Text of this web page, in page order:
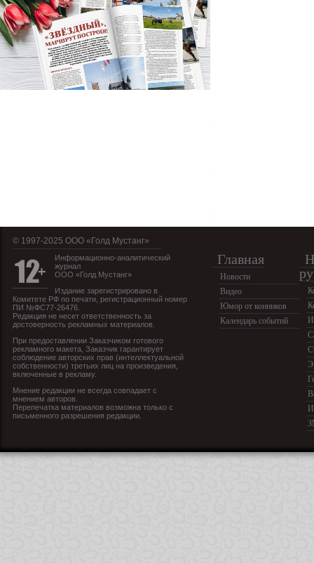
© 1997-2025 OOO «Голд Мустанг»
Информационно-аналитический
журнал
ООО «Голд Мустанг»
Издание зарегистрировано в
Комитете РФ по печати, регистрационный номер
ПИ №ФС77-26476.
Редакция не несет ответственность за
достоверность рекламных материалов.
При предоставлении Заказчиком готового
рекламного макета, Заказчик гарантирует
соблюдение авторских прав (интеллектуальной
собственности) третьих лиц на произведения,
включенные в рекламу.
Мнение редакции не всегда совпадает с
мнением авторов.
Перепечатка материалов возможна только с
письменного разрешения редакции.
Главная
Новости
Видео
Юмор от конников
Календарь событий